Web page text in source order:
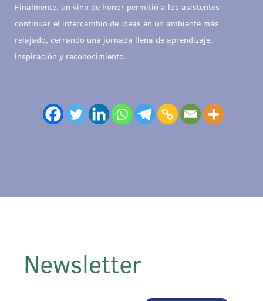
Finalmente, un vino de honor permitió a los asistentes
continuar el intercambio de ideas en un ambiente más
relajado, cerrando una jornada llena de aprendizaje,
inspiración y reconocimiento.
Newsletter